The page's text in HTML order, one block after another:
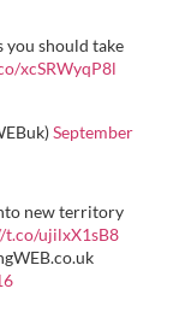
you should take
xcSRWyqP8l
September
new territory
t.co/ujilxX1sB8